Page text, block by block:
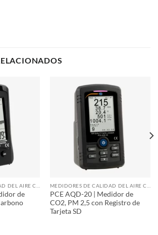
MEDIDORES DE CALIDAD DEL AIRE CO2
de
MEDIDORES DE CALIDAD DEL AIRE CO2
PCE AQD-20 | Medidor de
CO2, PM 2,5 con Registro de
Tarjeta SD